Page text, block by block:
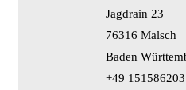
Jagdrain 23
76316 Malsch
Baden
+49